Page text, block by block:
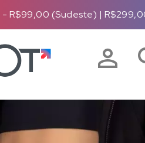
- R$99,00 (Sudeste) |